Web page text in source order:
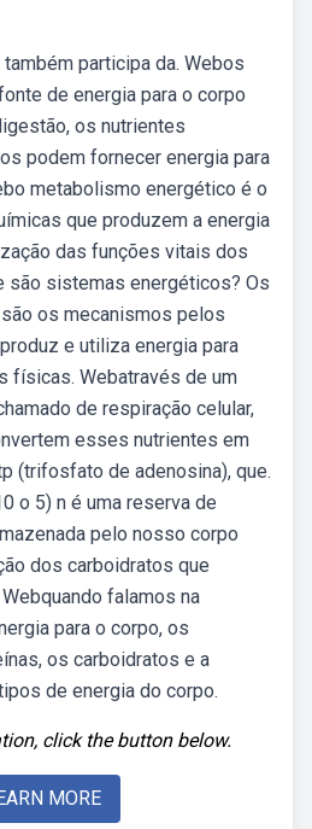
participa da. Webos
de energia para o corpo
os nutrientes
podem fornecer energia para
metabolismo energético é o
que produzem a energia
das funções vitais dos
são sistemas energéticos? Os
os mecanismos pelos
e utiliza energia para
físicas. Webatravés de um
de respiração celular,
esses nutrientes em
(trifosfato de adenosina), que.
o 5) n é uma reserva de
pelo nosso corpo
dos carboidratos que
falamos na
para o corpo, os
os carboidratos e a
de energia do corpo.
click the button below.
MORE